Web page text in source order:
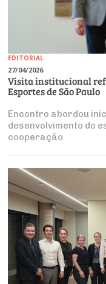
EDITORIAL
27/04/2026
Visita institucional
Esportes de São Paulo
Encontro abordou
desenvolvimento do
cooperação